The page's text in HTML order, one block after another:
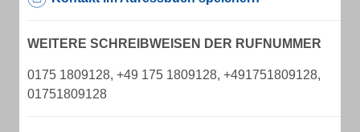
WEITERE SCHREIBWEISEN DER RUFNUMMER
0175 1809128, +49 175 1809128, +491751809128,
01751809128